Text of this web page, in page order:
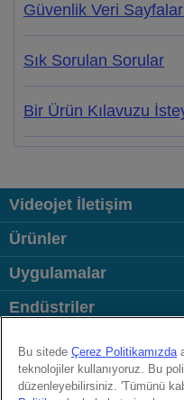
Güvenlik Veri
Sık Sorulan Sorular
Bir Ürün Kılavuzu
Videojet İletişim
Ürünler
Uygulamalar
Endüstriler
Follow us on:
Bu sitede Çerez Politikamızda
teknolojiler kullanıyoruz. Bu
düzenleyebilirsiniz. 'Tümünü